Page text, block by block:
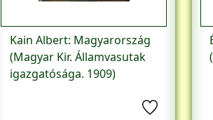
Kain Albert: Magyarország
(Magyar Kir. Államvasutak
igazgatósága. 1909)